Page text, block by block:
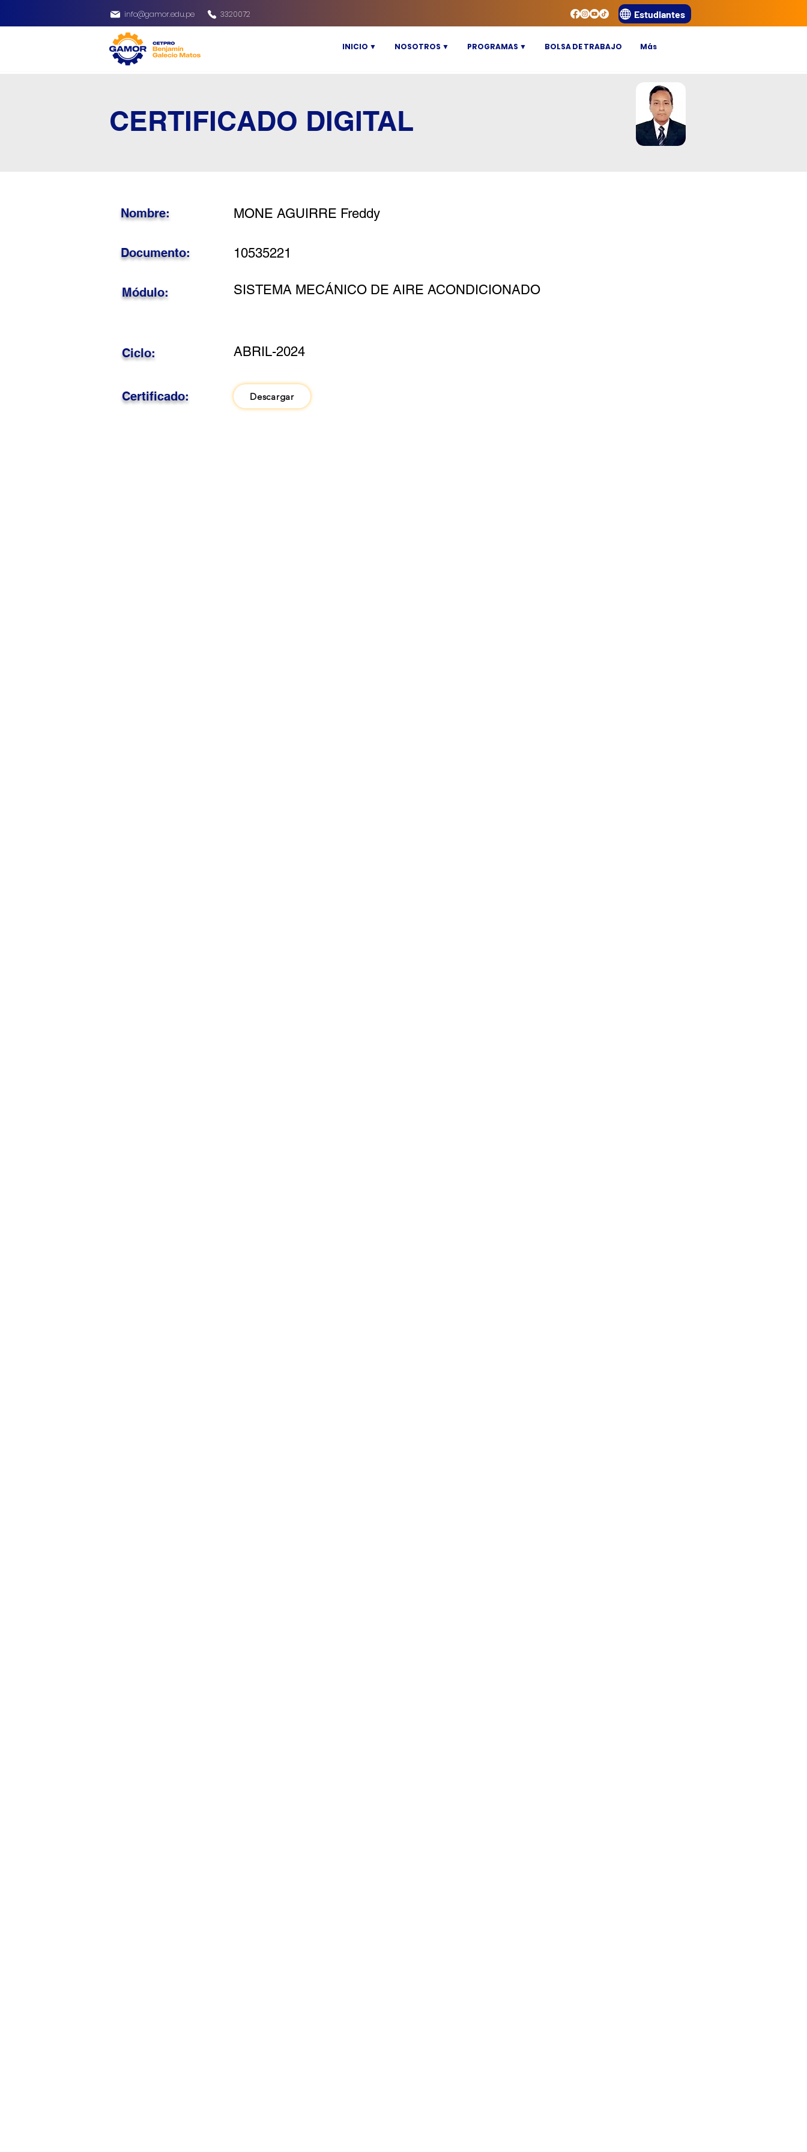
info@gamor.edu.pe 3320072 Estudiantes
INICIO ▼ NOSOTROS ▼ PROGRAMAS ▼ BOLSA DE TRABAJO Más
CERTIFICADO DIGITAL
MONE AGUIRRE Freddy
Nombre:
10535221
Documento:
SISTEMA MECÁNICO DE AIRE ACONDICIONADO
Módulo:
ABRIL-2024
Ciclo:
Certificado: Descargar